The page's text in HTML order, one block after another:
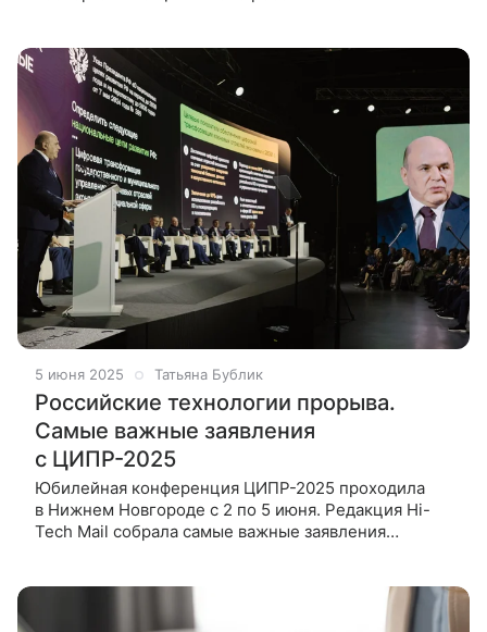
5 июня 2025 Татьяна Бублик
Российские технологии прорыва.
Самые важные заявления
с ЦИПР-2025
Юбилейная конференция ЦИПР-2025 проходила
в Нижнем Новгороде с 2 по 5 июня. Редакция Hi-
Tech Mail собрала самые важные заявления